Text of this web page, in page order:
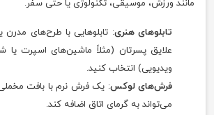
مانند ورزش، موسیقی، تکنولوژی یا حتی سفر.
تابلوهای هنری: تابلوهایی با طرح‌های مدرن
علایق پسرتان (مثلاً ماشین‌های اسپرت
ویدیویی) انتخاب کنید.
فرش‌های لوکس: یک فرش نرم با بافت
می‌تواند به گرمای اتاق اضافه کند.